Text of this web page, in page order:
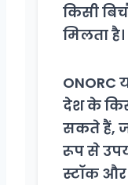
किसी
मिलता है।
ONORC
देश के
सकते हैं,
रूप से
स्टॉक